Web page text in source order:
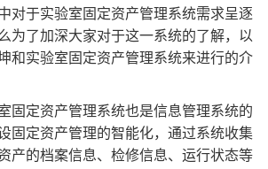
对于实验室固定资产管理系统需求呈逐
为了加深大家对于这一系统的了解，以
和实验室固定资产管理系统来进行的介
固定资产管理系统也是信息管理系统的
固定资产管理的智能化，通过系统收集
产的档案信息、检修信息、运行状态等